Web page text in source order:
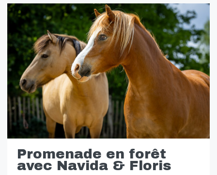
Promenade en forêt
avec Navida & Floris